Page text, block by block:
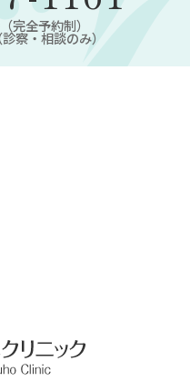
完全予約制）
察・相談のみ）